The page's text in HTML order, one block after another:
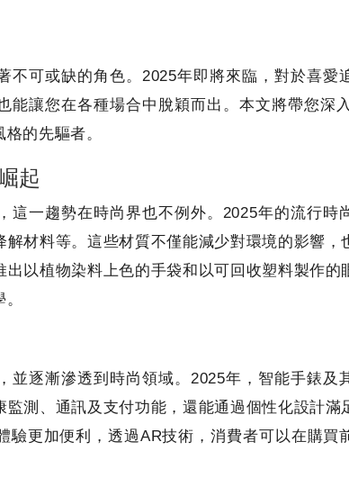
不可或缺的角色。2025年即將來臨，對於喜愛
能讓您在各種場合中脫穎而出。本文將帶您深
的先驅者。
起
這一趨勢在時尚界也不例外。2025年的流行時
材料等。這些材質不僅能減少對環境的影響，
以植物染料上色的手袋和以可回收塑料製作的
並逐漸滲透到時尚領域。2025年，智能手錶及
測、通訊及支付功能，還能通過個性化設計滿
驗更加便利，透過AR技術，消費者可以在購買